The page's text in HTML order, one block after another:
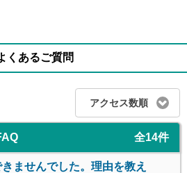
くあるご質問
アクセス数順
全14件
ませんでした。理由を教え